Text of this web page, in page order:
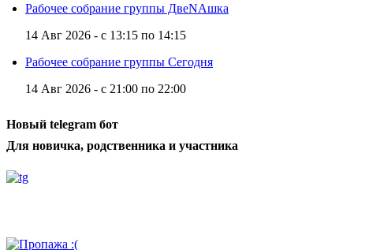
Рабочее собрание группы ДвеNAшка
14 Авг 2026 - с 13:15 по 14:15
Рабочее собрание группы Сегодня
14 Авг 2026 - с 21:00 по 22:00
Новый telegram бот
Для новичка, родственника и участника